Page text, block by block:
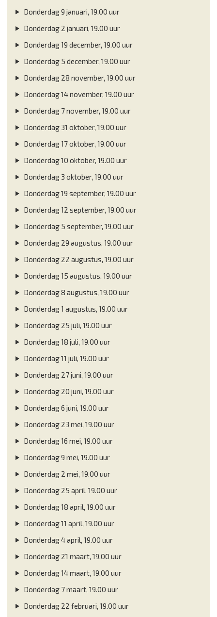
Donderdag 9 januari, 19.00 uur
Donderdag 2 januari, 19.00 uur
Donderdag 19 december, 19.00 uur
Donderdag 5 december, 19.00 uur
Donderdag 28 november, 19.00 uur
Donderdag 14 november, 19.00 uur
Donderdag 7 november, 19.00 uur
Donderdag 31 oktober, 19.00 uur
Donderdag 17 oktober, 19.00 uur
Donderdag 10 oktober, 19.00 uur
Donderdag 3 oktober, 19.00 uur
Donderdag 19 september, 19.00 uur
Donderdag 12 september, 19.00 uur
Donderdag 5 september, 19.00 uur
Donderdag 29 augustus, 19.00 uur
Donderdag 22 augustus, 19.00 uur
Donderdag 15 augustus, 19.00 uur
Donderdag 8 augustus, 19.00 uur
Donderdag 1 augustus, 19.00 uur
Donderdag 25 juli, 19.00 uur
Donderdag 18 juli, 19.00 uur
Donderdag 11 juli, 19.00 uur
Donderdag 27 juni, 19.00 uur
Donderdag 20 juni, 19.00 uur
Donderdag 6 juni, 19.00 uur
Donderdag 23 mei, 19.00 uur
Donderdag 16 mei, 19.00 uur
Donderdag 9 mei, 19.00 uur
Donderdag 2 mei, 19.00 uur
Donderdag 25 april, 19.00 uur
Donderdag 18 april, 19.00 uur
Donderdag 11 april, 19.00 uur
Donderdag 4 april, 19.00 uur
Donderdag 21 maart, 19.00 uur
Donderdag 14 maart, 19.00 uur
Donderdag 7 maart, 19.00 uur
Donderdag 22 februari, 19.00 uur